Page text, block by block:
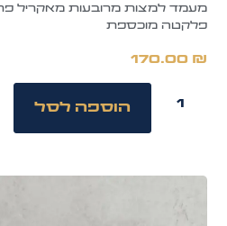
מעמד למצות מרובעות מאקריל
פלקטה מוכספת
170.00 ₪
הוספה לסל